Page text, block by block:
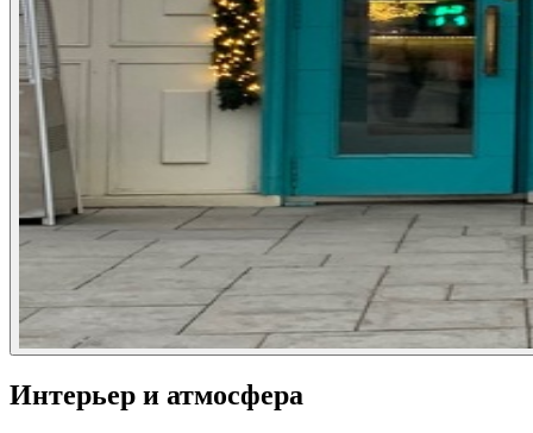
Интерьер и атмосфера